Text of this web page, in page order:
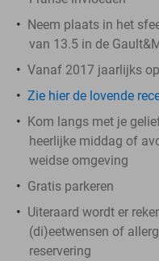
Neem plaats in het
van 13.5 in de
Vanaf 2017 jaarlijks
Zie hier de lovende
Kom langs met je
heerlijke middag of
weidse omgeving
Gratis parkeren
Uiteraard wordt er
(di)eetwensen of
reservering